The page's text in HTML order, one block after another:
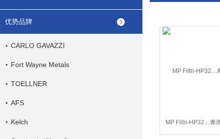
优势品牌
CARLO GAVAZZI
Fort Wayne Metals
TOELLNER
AFS
Kelch MP Filtri-HP32....希
MP Filtri滤芯